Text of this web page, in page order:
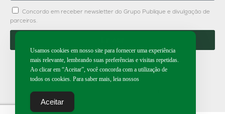
Concordo em receber newsletter do Grupo Publique e divulgação de
parceiros.
2026 | Todos os direitos reservados.
Usamos cookies em nosso site para fornecer uma experiência
mais relevante, lembrando suas preferências e visitas repetidas.
Ao clicar em “Aceitar”, você concorda com a utilização de
todos os cookies. Para saber mais, leia nossos
Aceitar